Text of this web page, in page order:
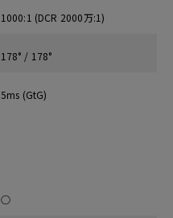
1000:1 (DCR 2000万:1)
178° / 178°
5ms (GtG)
○